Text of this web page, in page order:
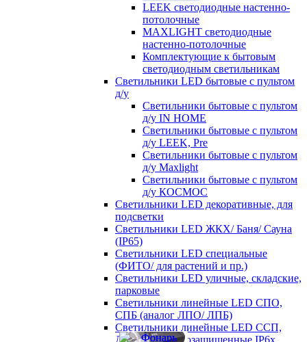
LEEK светодиодные настенно-
потолочные
MAXLIGHT светодиодные
настенно-потолочные
Комплектующие к бытовым
светодиодным светильникам
Светильники LED бытовые с пультом
д/у
Светильники бытовые с пультом
д/у IN HOME
Светильники бытовые с пультом
д/у LEEK, Pre
Светильники бытовые с пультом
д/у Maxlight
Светильники бытовые с пультом
д/у КОСМОС
Светильники LED декоративные, для
подсветки
Светильники LED ЖКХ/ Баня/ Сауна
(IP65)
Светильники LED специальные
(ФИТО/ для растений и пр.)
Светильники LED уличные, складские,
парковые
Светильники линейные LED СПО,
СПБ (аналог ЛПО/ ЛПБ)
Светильники линейные LED ССП,